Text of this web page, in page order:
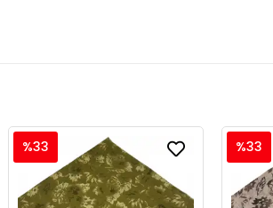
%33 %33